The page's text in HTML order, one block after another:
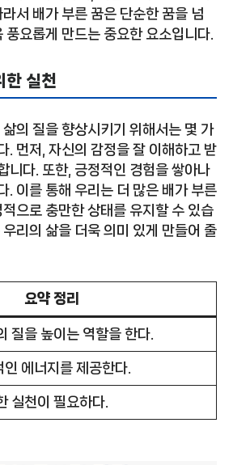
서 배가 부른 꿈은 단순한 꿈을 넘
풍요롭게 만드는 중요한 요소입니다.
한 실천
의 질을 향상시키기 위해서는 몇 가
. 먼저, 자신의 감정을 잘 이해하고 받
니다. 또한, 긍정적인 경험을 쌓아나
. 이를 통해 우리는 더 많은 배가 부른
으로 충만한 상태를 유지할 수 있습
리의 삶을 더욱 의미 있게 만들어 줄
요약 정리
질을 높이는 역할을 한다.
에너지를 제공한다.
실천이 필요하다.